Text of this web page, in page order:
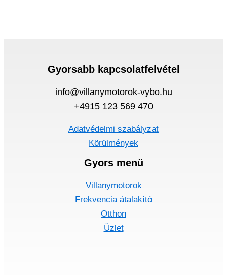
Gyorsabb kapcsolatfelvétel
info@villanymotorok-vybo.hu
+4915 123 569 470
Adatvédelmi szabályzat
Körülmények
Gyors menü
Villanymotorok
Frekvencia átalakító
Otthon
Üzlet